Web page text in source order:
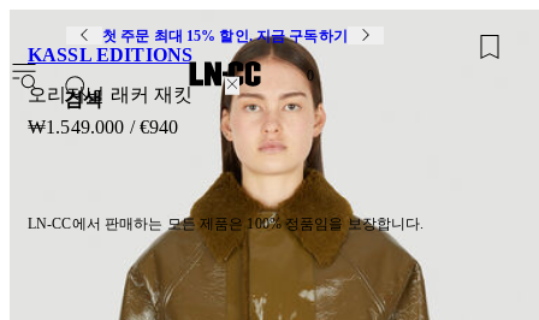
첫 주문 최대 15% 할인. 지금 구독하기
검색
0
KASSL EDITIONS
오리지널 래커 재킷
₩1.549.000 / €940
LN-CC에서 판매하는 모든 제품은 100% 정품임을 보장합니다.